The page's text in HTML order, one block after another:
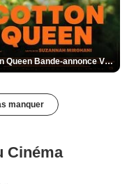
Cotton Queen Bande-annonce VO STFR
manquer
Cinéma